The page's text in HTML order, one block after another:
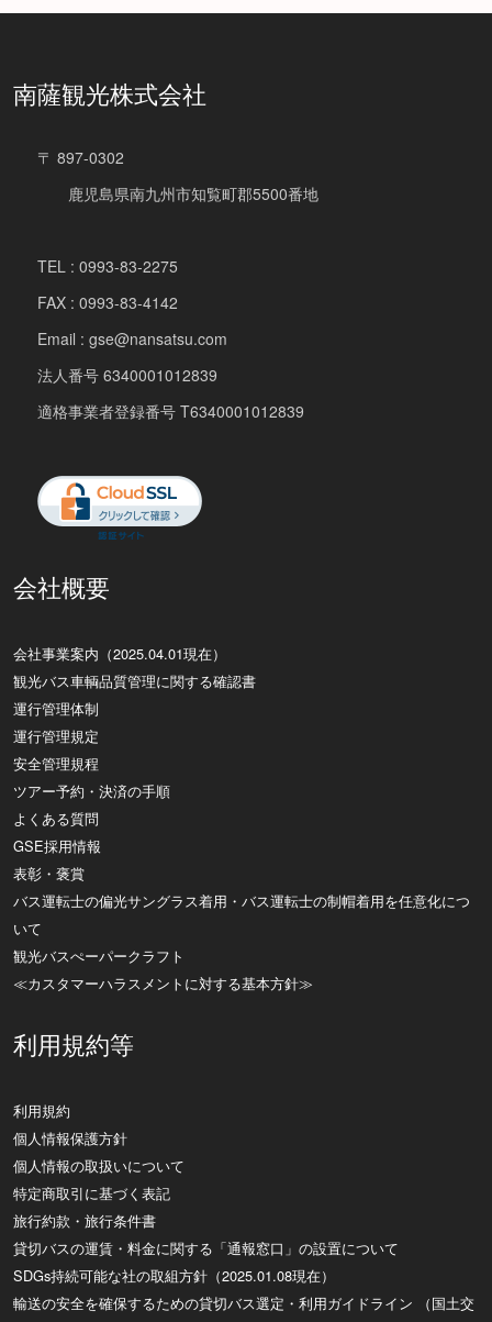
南薩観光株式会社
〒 897-0302
鹿児島県南九州市知覧町郡5500番地
TEL : 0993-83-2275
FAX : 0993-83-4142
Email : gse@nansatsu.com
法人番号 6340001012839
適格事業者登録番号 T6340001012839
会社概要
会社事業案内（2025.04.01現在）
観光バス車輌品質管理に関する確認書
運行管理体制
運行管理規定
安全管理規程
ツアー予約・決済の手順
よくある質問
GSE採用情報
表彰・褒賞
バス運転士の偏光サングラス着用・バス運転士の制帽着用を任意化につ
いて
観光バスぺーパークラフト
≪カスタマーハラスメントに対する基本方針≫
利用規約等
利用規約
個人情報保護方針
個人情報の取扱いについて
特定商取引に基づく表記
旅行約款・旅行条件書
貸切バスの運賃・料金に関する「通報窓口」の設置について
SDGs持続可能な社の取組方針（2025.01.08現在）
輸送の安全を確保するための貸切バス選定・利用ガイドライン （国土交